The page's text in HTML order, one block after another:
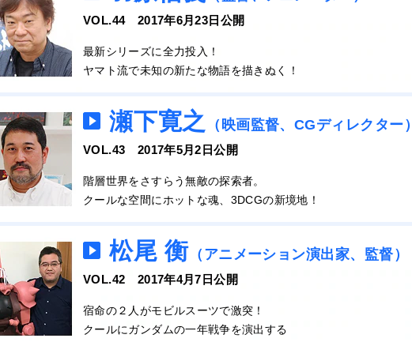
VOL.44 2017年6月23日公開
最新シリーズに全力投入！
ヤマト流で未知の新たな物語を描きぬく！
瀬下寛之 （映画監督、CGディレクター）
VOL.43 2017年5月2日公開
階層世界をさすらう無敵の探索者。
クールな空間にホットな魂、3DCGの新境地！
松尾 衡 （アニメーション演出家、監督）
VOL.42 2017年4月7日公開
宿命の２人がモビルスーツで激突！
クールにガンダムの一年戦争を演出する